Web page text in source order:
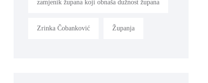
zamjenik župana koji obnaša dužnost župana
Zrinka Čobanković Županja